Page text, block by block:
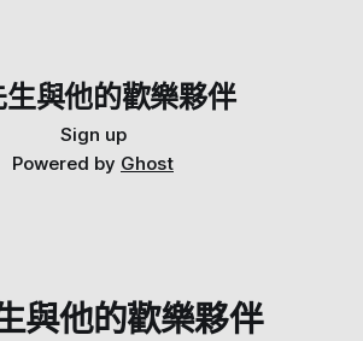
，以台南當地的特色出發 台南老爺
建築師事務所操刀，並邀約英國dpa燈
團隊共同合作，以新舊融合作為主軸，大
木材等元素，讓台南的地貌、傳統意象透
以你可以在飯店內看到
人的來往間傳遞交流。 可以在每層
生與他的歡樂夥伴
Sign up
Powered by Ghost
與他的歡樂夥伴